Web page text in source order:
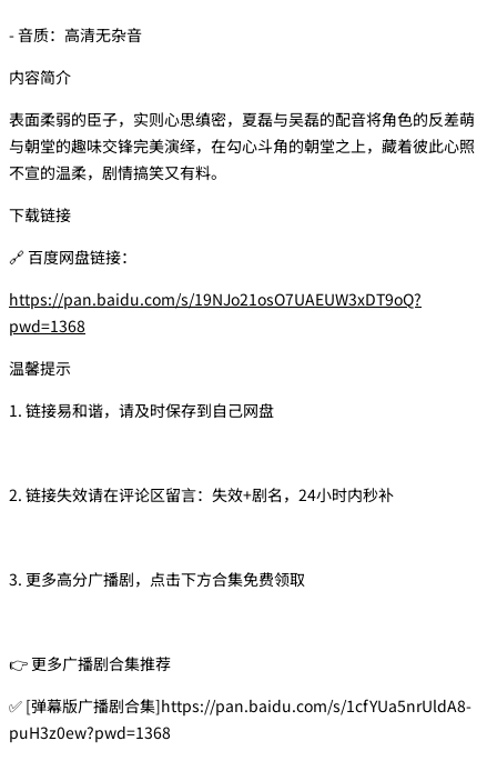
- 音质：高清无杂音
内容简介
表面柔弱的臣子，实则心思缜密，夏磊与吴磊的配音将角色的反差萌
与朝堂的趣味交锋完美演绎，在勾心斗角的朝堂之上，藏着彼此心照
不宣的温柔，剧情搞笑又有料。
下载链接
🔗 百度网盘链接：
https://pan.baidu.com/s/19NJo21osO7UAEUW3xDT9oQ?
pwd=1368
温馨提示
1. 链接易和谐，请及时保存到自己网盘
2. 链接失效请在评论区留言：失效+剧名，24小时内秒补
3. 更多高分广播剧，点击下方合集免费领取
👉 更多广播剧合集推荐
✅ [弹幕版广播剧合集]https://pan.baidu.com/s/1cfYUa5nrUldA8-
puH3z0ew?pwd=1368